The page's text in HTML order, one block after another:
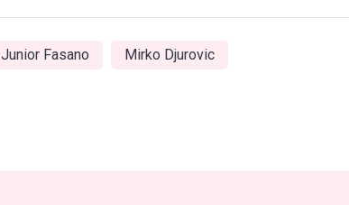
Junior Fasano Mirko Djurovic